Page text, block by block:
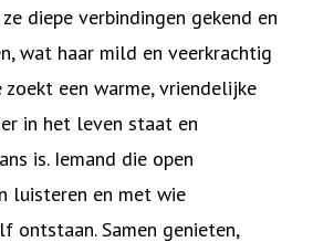
diepe verbindingen gekend en
wat haar mild en veerkrachtig
zoekt een warme, vriendelijke
in het leven staat en
is. Iemand die open
luisteren en met wie
ontstaan. Samen genieten,